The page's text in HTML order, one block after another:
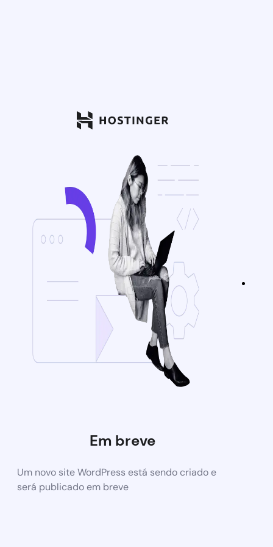
Em breve
Um novo site WordPress está sendo criado e
será publicado em breve